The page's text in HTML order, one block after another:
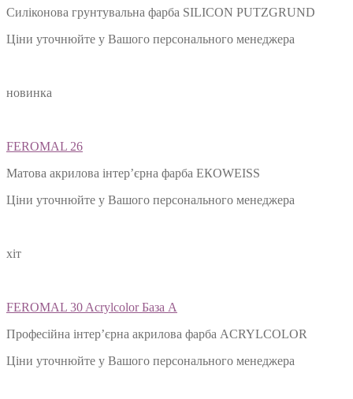
Силіконова грунтувальна фарба SILIСON PUTZGRUND
Ціни уточнюйте у Вашого персонального менеджера
новинка
FEROMAL 26
Матова акрилова інтер’єрна фарба ЕКОWEISS
Ціни уточнюйте у Вашого персонального менеджера
хіт
FEROMAL 30 Acrylcolor База А
Професійна інтер’єрна акрилова фарба ACRYLCOLOR
Ціни уточнюйте у Вашого персонального менеджера